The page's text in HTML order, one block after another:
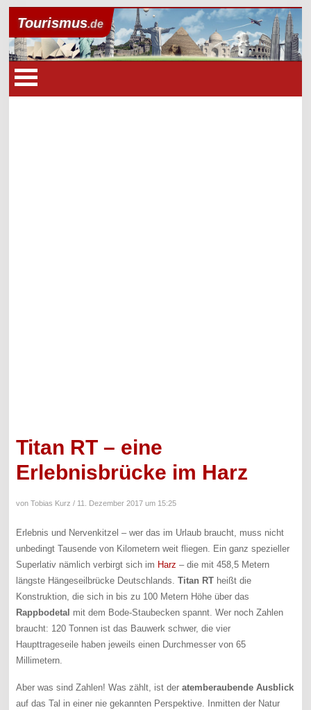
Tourismus.de
Titan RT – eine
Erlebnisbrücke im Harz
von Tobias Kurz / 11. Dezember 2017 um 15:25
Erlebnis und Nervenkitzel – wer das im Urlaub braucht, muss nicht
unbedingt Tausende von Kilometern weit fliegen. Ein ganz spezieller
Superlativ nämlich verbirgt sich im Harz – die mit 458,5 Metern
längste Hängeseilbrücke Deutschlands.Titan RT heißt die
Konstruktion, die sich in bis zu 100 Metern Höhe über das
Rappbodetal mit dem Bode-Staubecken spannt. Wer noch Zahlen
braucht: 120 Tonnen ist das Bauwerk schwer, die vier
Haupttrageseile haben jeweils einen Durchmesser von 65
Millimetern.
Aber was sind Zahlen! Was zählt, ist deratemberaubende Ausblick
auf das Tal in einer nie gekannten Perspektive. Inmitten der Natur